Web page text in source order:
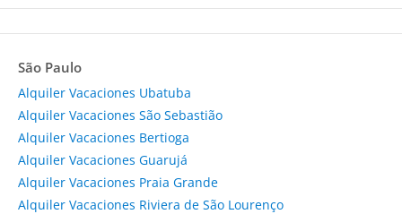
São Paulo
Alquiler Vacaciones Ubatuba
Alquiler Vacaciones São Sebastião
Alquiler Vacaciones Bertioga
Alquiler Vacaciones Guarujá
Alquiler Vacaciones Praia Grande
Alquiler Vacaciones Riviera de São Lourenço